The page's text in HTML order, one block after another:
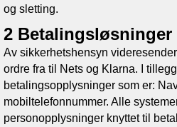
og sletting.
2 Betalingsløsninger
Av sikkerhetshensyn
ordre fra til Nets og Klarna. I
betalingsopplysninger som er:
mobiltelefonnummer. Alle
personopplysninger knyttet til